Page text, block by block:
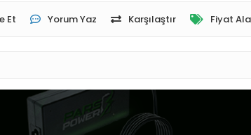
Et Yorum Yaz Karşılaştır Fiyat